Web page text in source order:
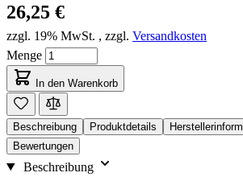
26,25 €
zzgl. 19% MwSt. , zzgl. Versandkosten
Menge
In den Warenkorb
Beschreibung Produktdetails
Bewertungen
Beschreibung